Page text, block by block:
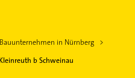
Bauunternehmen in Nürnberg
b Schweinau